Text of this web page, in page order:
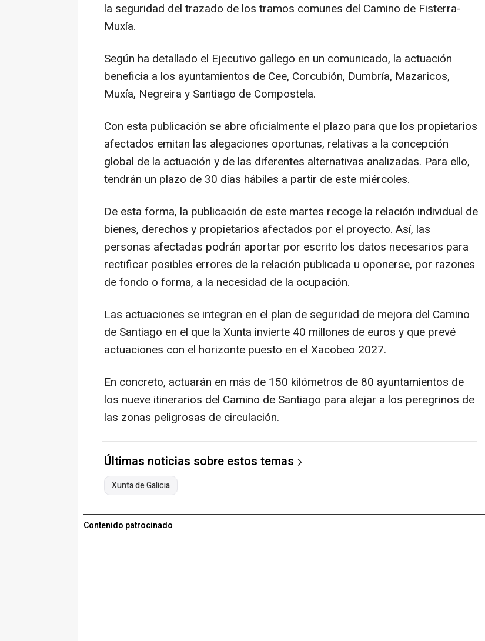
la seguridad del trazado de los tramos comunes del Camino de Fisterra-
Muxía.
Según ha detallado el Ejecutivo gallego en un comunicado, la actuación
beneficia a los ayuntamientos de Cee, Corcubión, Dumbría, Mazaricos,
Muxía, Negreira y Santiago de Compostela.
Con esta publicación se abre oficialmente el plazo para que los propietarios
afectados emitan las alegaciones oportunas, relativas a la concepción
global de la actuación y de las diferentes alternativas analizadas. Para ello,
tendrán un plazo de 30 días hábiles a partir de este miércoles.
De esta forma, la publicación de este martes recoge la relación individual de
bienes, derechos y propietarios afectados por el proyecto. Así, las
personas afectadas podrán aportar por escrito los datos necesarios para
rectificar posibles errores de la relación publicada u oponerse, por razones
de fondo o forma, a la necesidad de la ocupación.
Las actuaciones se integran en el plan de seguridad de mejora del Camino
de Santiago en el que la Xunta invierte 40 millones de euros y que prevé
actuaciones con el horizonte puesto en el Xacobeo 2027.
En concreto, actuarán en más de 150 kilómetros de 80 ayuntamientos de
los nueve itinerarios del Camino de Santiago para alejar a los peregrinos de
las zonas peligrosas de circulación.
Últimas noticias sobre estos temas
Xunta de Galicia
Contenido patrocinado